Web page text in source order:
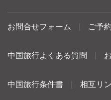
お問合せフォーム ご予
中国旅行よくある質問
中国旅行条件書 相互リ